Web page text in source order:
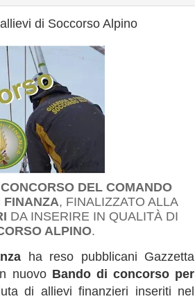
di Soccorso Alpino
CONCORSO DEL COMANDO
FINANZA, FINALIZZATO ALLA
DA INSERIRE IN QUALITÀ DI
ALPINO.
ha reso pubblicani Gazzetta
nuovo Bando di concorso per
di allievi finanzieri inseriti nel